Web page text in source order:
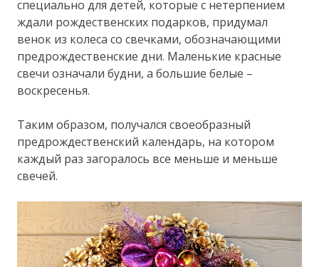
специально для детей, которые с нетерпением
ждали рождественских подарков, придумал
венок из колеса со свечками, обозначающими
предрождественские дни. Маленькие красные
свечи означали будни, а большие белые –
воскресенья.
Таким образом, получался своеобразный
предрождественский календарь, на котором
каждый раз загоралось все меньше и меньше
свечей.